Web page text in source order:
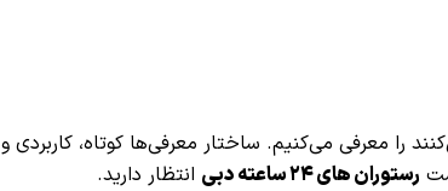
رستوران هایی که ۲۴ ساعته فعالیت می‌کنند را معرفی می‌کنیم. ساختار معرفی‌ها کوتاه،
رستوران های ۲۴ ساعته دبی انتظار دارید.